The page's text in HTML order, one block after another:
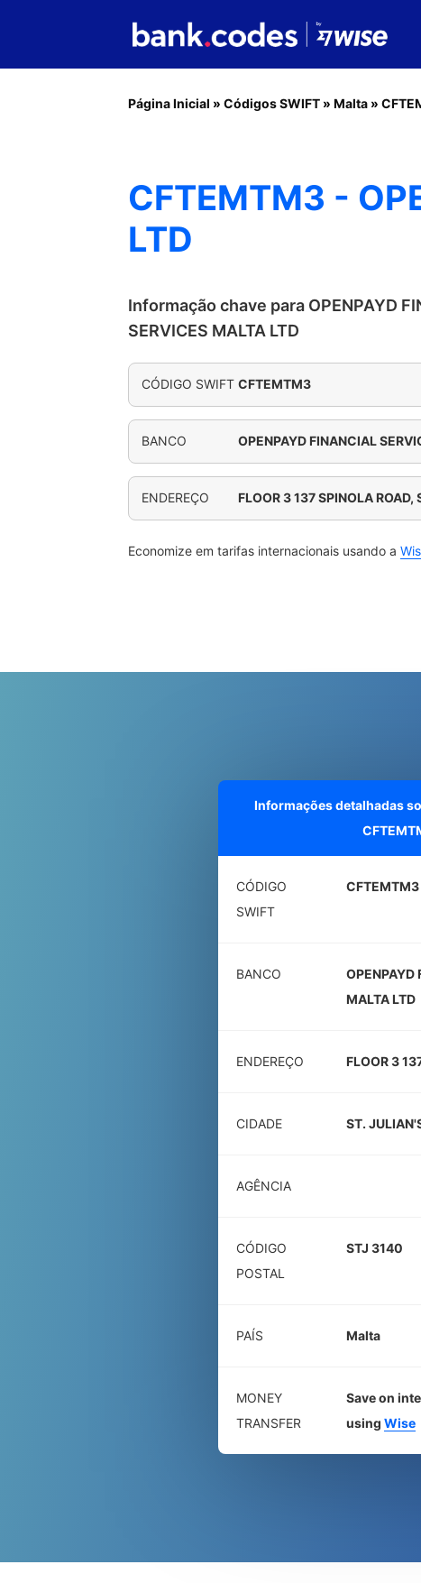
Página Inicial » Códigos SWIFT » Malta »
CFTEMTM3 -
LTD
Informação chave para OPENPAYD
SERVICES MALTA LTD
CÓDIGO SWIFT CFTEMTM3
BANCO OPENPAYD FINANCIAL
ENDEREÇO FLOOR 3 137 SPINOLA ROAD,
Economize em tarifas internacionais usando a
Informações detalhadas
CÓDIGO
SWIFT
CFTEMTM3
BANCO
OPENPAYD
MALTA LTD
ENDEREÇO FLOOR 3
CIDADE ST.
AGÊNCIA
CÓDIGO
POSTAL
STJ 3140
PAÍS Malta
MONEY
TRANSFER
Save on
using Wise